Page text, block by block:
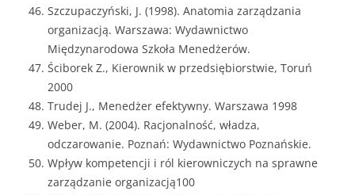
Szczupaczyński, J. (1998). Anatomia zarządzania
organizacją. Warszawa: Wydawnictwo
Międzynarodowa Szkoła Menedżerów.
Ściborek Z., Kierownik w przedsiębiorstwie, Toruń
2000
Trudej J., Menedżer efektywny. Warszawa 1998
Weber, M. (2004). Racjonalność, władza,
odczarowanie. Poznań: Wydawnictwo Poznańskie.
Wpływ kompetencji i ról kierowniczych na sprawne
zarządzanie organizacją100